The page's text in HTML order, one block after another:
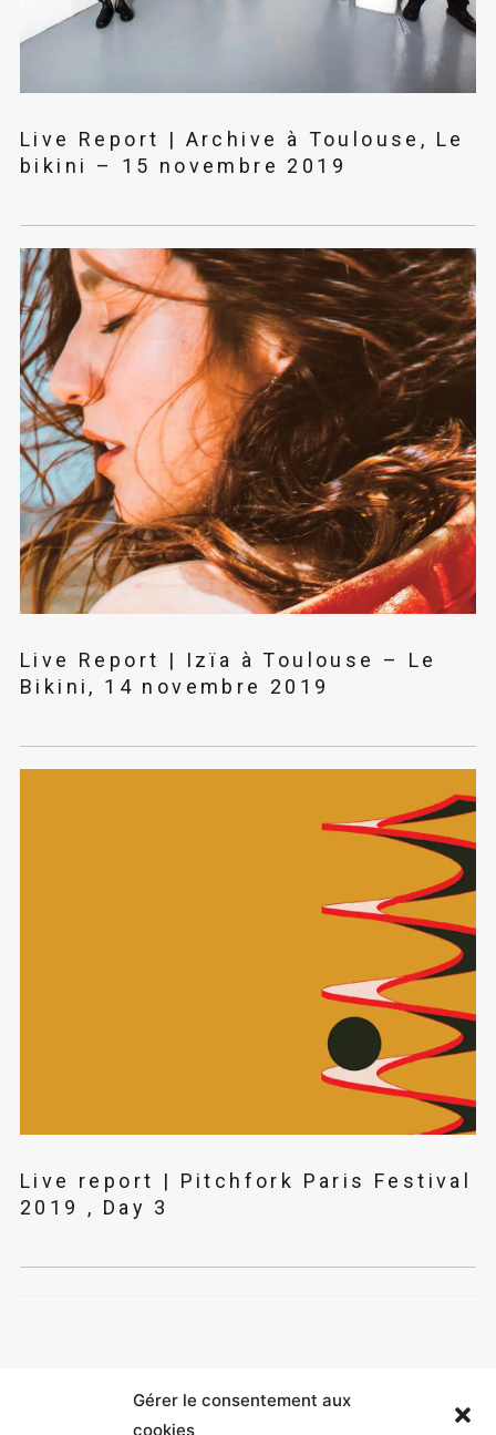
Gérer le consentement aux
cookies
Live Report | Archive à Toulouse, Le
bikini – 15 novembre 2019
Live Report | Izïa à Toulouse – Le
Bikini, 14 novembre 2019
Live report | Pitchfork Paris Festival
2019 , Day 3